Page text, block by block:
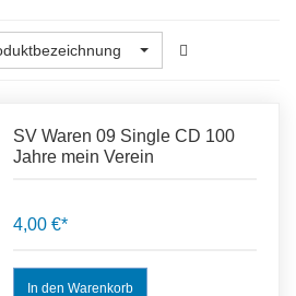
SV Waren 09 Single CD 100
Jahre mein Verein
4,00 €*